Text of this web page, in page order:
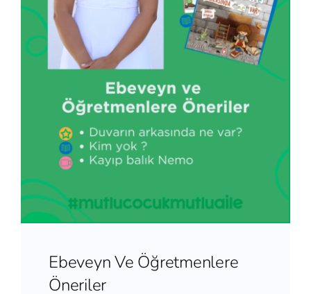
Ebeveyn Ve Öğretmenlere
Öneriler